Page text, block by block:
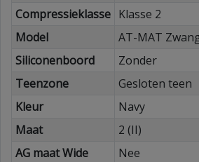
Compressieklasse Klasse 2
Model
AT-MAT
Siliconenboord
Zonder
Teenzone
Gesloten teen
Kleur
Navy
Maat
2 (II)
AG maat Wide
Nee